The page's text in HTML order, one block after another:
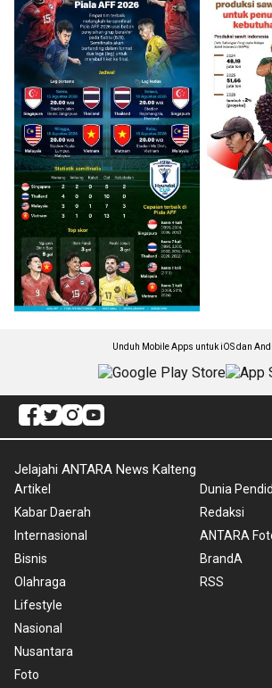
Unduh Mobile Apps untuk iOS dan
Jelajahi ANTARA News Kalteng
Artikel
Kabar Daerah
Internasional
Bisnis
Olahraga
Lifestyle
Nasional
Nusantara
Foto
Dunia
Redaksi
ANTARA
BrandA
RSS